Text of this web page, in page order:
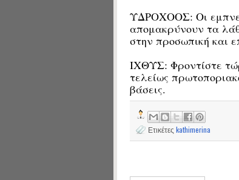
ΥΔΡΟΧΟΟΣ: Οι
απομακρύνουν τα
στην προσωπική και
ΙΧΘΥΣ: Φροντίστε
τελείως
βάσεις.
Ετικέτες kathimerina